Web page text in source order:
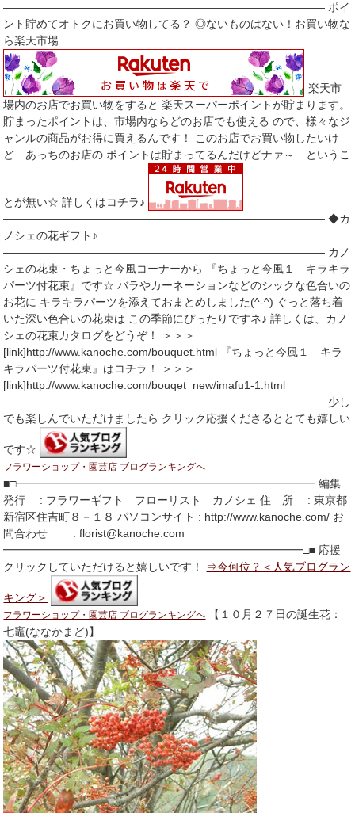
――――――――――――――――――――――――――――― ポイ
ント貯めてオトクにお買い物してる？ ◎ないものはない！お買い物な
ら楽天市場
楽天市
場内のお店でお買い物をすると 楽天スーパーポイントが貯まります。
貯まったポイントは、市場内ならどのお店でも使える ので、様々なジ
ャンルの商品がお得に買えるんです！ このお店でお買い物したいけ
ど…あっちのお店の ポイントは貯まってるんだけどナァ～…というこ
とが無い☆ 詳しくはコチラ♪
――――――――――――――――――――――――――――― ◆カ
ノシェの花ギフト♪
――――――――――――――――――――――――――――― カノ
シェの花束・ちょっと今風コーナーから 『ちょっと今風１ キラキラ
パーツ付花束』です☆ バラやカーネーションなどのシックな色合いの
お花に キラキラパーツを添えておまとめしました(^-^) ぐっと落ち着
いた深い色合いの花束は この季節にぴったりですネ♪ 詳しくは、カノ
シェの花束カタログをどうぞ！ ＞＞＞
[link]http://www.kanoche.com/bouquet.html 『ちょっと今風１ キラ
キラパーツ付花束』はコチラ！ ＞＞＞
[link]http://www.kanoche.com/bouqet_new/imafu1-1.html
――――――――――――――――――――――――――――― 少し
でも楽しんでいただけましたら クリック応援くださるととても嬉しい
です☆
フラワーショップ・園芸店 ブログランキングへ
■□━━━━━━━━━━━━━━━━━━━━━━━━━━━ 編集
発行 : フラワーギフト フローリスト カノシェ 住 所 : 東京都
新宿区住吉町８－１８ パソコンサイト : http://www.kanoche.com/ お
問合わせ : florist@kanoche.com
━━━━━━━━━━━━━━━━━━━━━━━━━━━□■ 応援
クリックしていただけると嬉しいです！ ⇒今何位？＜人気ブログラン
キング＞
フラワーショップ・園芸店 ブログランキングへ
【１０月２７日の誕生花：
七竈(ななかまど)】